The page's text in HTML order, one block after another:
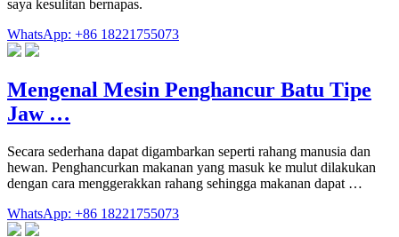
saya kesulitan bernapas.
WhatsApp: +86 18221755073
Mengenal Mesin Penghancur Batu Tipe
Jaw …
Secara sederhana dapat digambarkan seperti rahang manusia dan
hewan. Penghancurkan makanan yang masuk ke mulut dilakukan
dengan cara menggerakkan rahang sehingga makanan dapat …
WhatsApp: +86 18221755073